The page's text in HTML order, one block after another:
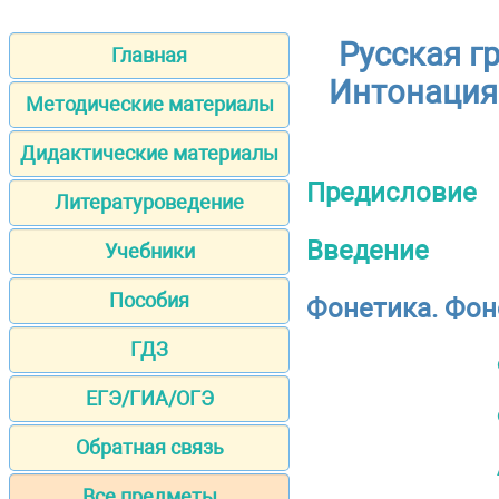
Главная
Методические материалы
Дидактические материалы
Литературоведение
Учебники
Пособия
ГДЗ
ЕГЭ/ГИА/ОГЭ
Обратная связь
Русская
Предисловие
Введение
Фонетика.